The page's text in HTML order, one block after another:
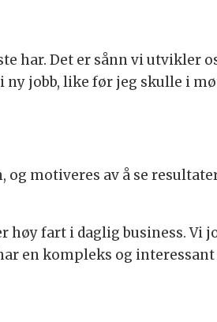
har. Det er sånn vi utvikler
jobb, like før jeg skulle i
motiveres av å se
fart i daglig business. Vi
en kompleks og